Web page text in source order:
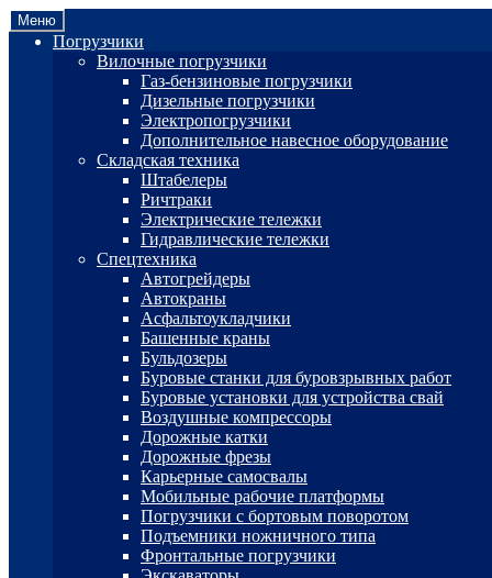
Перейти
к
навигации
Перейти
к
содержимому
Меню
Погрузчики
Вилочные погрузчики
Газ-бензиновые погрузчики
Дизельные погрузчики
Электропогрузчики
Дополнительное навесное оборудование
Складская техника
Штабелеры
Ричтраки
Электрические тележки
Гидравлические тележки
Спецтехника
Автогрейдеры
Автокраны
Асфальтоукладчики
Башенные краны
Бульдозеры
Буровые станки для буровзрывных работ
Буровые установки для устройства свай
Воздушные компрессоры
Дорожные катки
Дорожные фрезы
Карьерные самосвалы
Мобильные рабочие платформы
Погрузчики с бортовым поворотом
Подъемники ножничного типа
Фронтальные погрузчики